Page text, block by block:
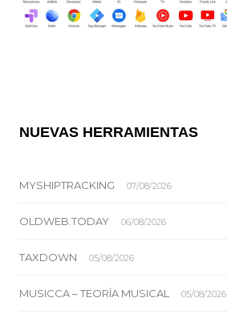
NUEVAS HERRAMIENTAS
MYSHIPTRACKING 07/08/2026
OLDWEB.TODAY 06/08/2026
TAXDOWN 05/08/2026
MUSICCA – TEORÍA MUSICAL 05/08/2026